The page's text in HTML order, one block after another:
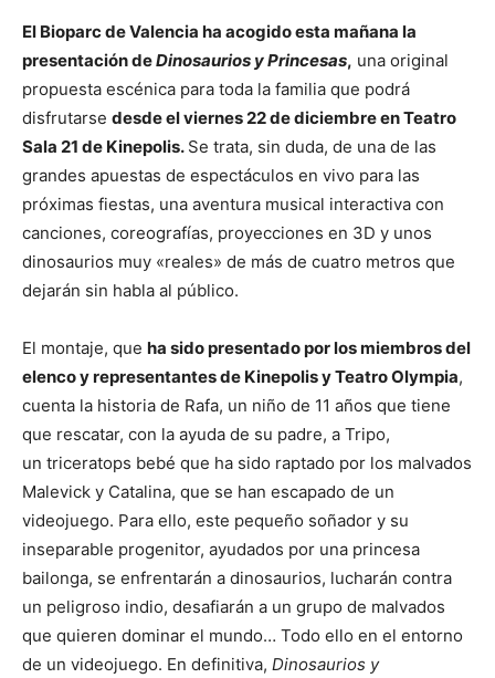
El Bioparc de Valencia ha acogido esta mañana la
presentación deDinosaurios y Princesas, una original
propuesta escénica para toda la familia que podrá
disfrutarse desde el viernes 22 de diciembre en Teatro
Sala 21 de Kinepolis. Se trata, sin duda, de una de las
grandes apuestas de espectáculos en vivo para las
próximas fiestas, una aventura musical interactiva con
canciones, coreografías, proyecciones en 3D y unos
dinosaurios muy «reales» de más de cuatro metros que
dejarán sin habla al público.
El montaje, que ha sido presentado por los miembros del
elenco y representantes de Kinepolis y Teatro Olympia,
cuenta la historia de Rafa, un niño de 11 años que tiene
que rescatar, con la ayuda de su padre, a Tripo,
un triceratops bebé que ha sido raptado por los malvados
Malevick y Catalina, que se han escapado de un
videojuego. Para ello, este pequeño soñador y su
inseparable progenitor, ayudados por una princesa
bailonga, se enfrentarán a dinosaurios, lucharán contra
un peligroso indio, desafiarán a un grupo de malvados
que quieren dominar el mundo… Todo ello en el entorno
de un videojuego. En definitiva, Dinosaurios y